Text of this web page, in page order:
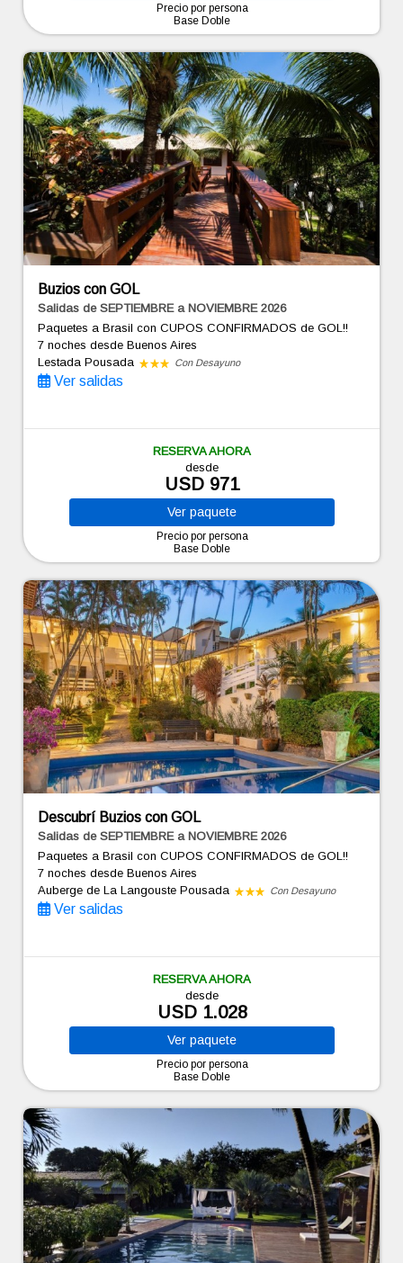
Precio por persona
Base Doble
Buzios con GOL
Salidas de SEPTIEMBRE a NOVIEMBRE 2026
Paquetes a Brasil con CUPOS CONFIRMADOS de GOL!!
7 nochesdesde Buenos Aires
Lestada Pousada
Con Desayuno
Ver salidas
RESERVA AHORA
desde
USD 971
Ver paquete
Precio por persona
Base Doble
Descubrí Buzios con GOL
Salidas de SEPTIEMBRE a NOVIEMBRE 2026
Paquetes a Brasil con CUPOS CONFIRMADOS de GOL!!
7 nochesdesde Buenos Aires
Auberge de La Langouste Pousada
Con Desayuno
Ver salidas
RESERVA AHORA
desde
USD 1.028
Ver paquete
Precio por persona
Base Doble